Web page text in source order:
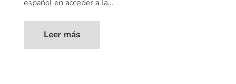
español en acceder a la…
Leer más